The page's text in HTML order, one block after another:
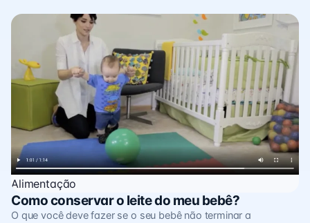
Alimentação
Como conservar o leite do meu bebê?
O que você deve fazer se o seu bebê não terminar a